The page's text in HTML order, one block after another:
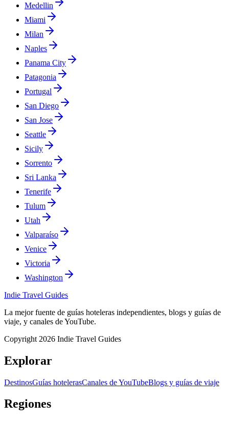
Medellin
Miami
Milan
Naples
Panama City
Patagonia
Portugal
San Diego
San Jose
Seattle
Sicily
Sorrento
Sri Lanka
Tenerife
Tulum
Utah
Valparaíso
Venice
Victoria
Washington
Indie Travel Guides
La mejor fuente de guías hoteleras independientes, blogs y guías de
viaje, y canales de YouTube.
Copyright 2026 Indie Travel Guides
Explorar
DestinosGuías hotelerasCanales de YouTubeBlogs y guías de viaje
Regiones